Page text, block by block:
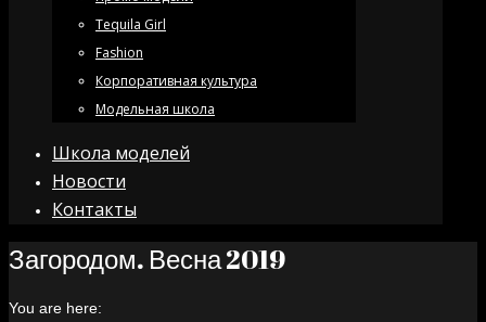
Tequila Girl
Fashion
Корпоративная культура
Модельная школа
Школа моделей
Новости
Контакты
Загородом. Весна 2019
You are here: